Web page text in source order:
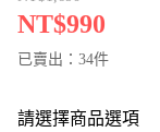
NT$990
已賣出：34件
請選擇商品選項